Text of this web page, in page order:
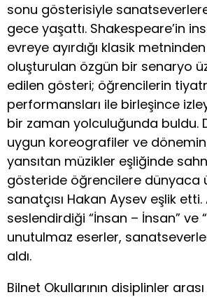
sonu gösterisiyle
gece yaşattı. Shakespeare’in
evreye ayırdığı klasik
oluşturulan özgün bir senaryo
edilen gösteri; öğrencilerin
performansları ile birleşince
bir zaman yolculuğunda buldu.
uygun koreografiler ve
yansıtan müzikler eşliğinde
gösteride öğrencilere dünyaca
sanatçısı Hakan Aysev eşlik etti.
seslendirdiği “İnsan – İnsan” ve
unutulmaz eserler,
aldı.
Bilnet Okullarının disiplinler